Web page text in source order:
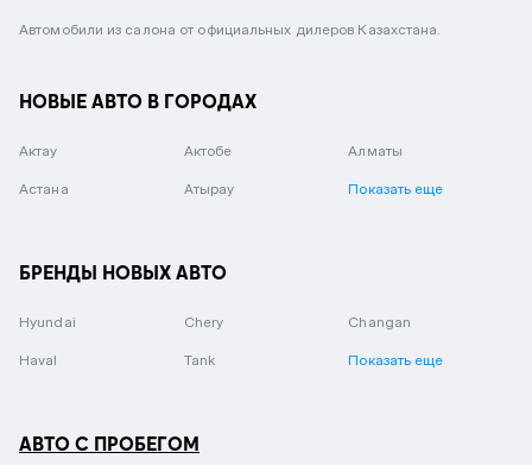
Автомобили из салона от официальных дилеров Казахстана.
НОВЫЕ АВТО В ГОРОДАХ
Актау Актобе Алматы
Астана Атырау Показать еще
БРЕНДЫ НОВЫХ АВТО
Hyundai Chery Changan
Haval Tank Показать еще
АВТО С ПРОБЕГОМ